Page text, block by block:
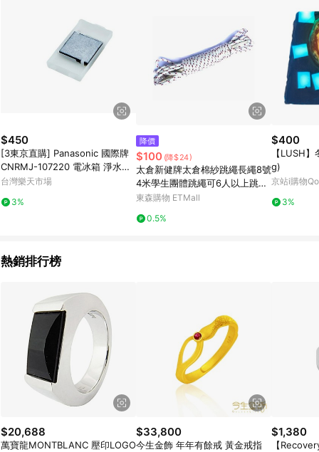
$450
[3東京直購] Panasonic 國際牌
CNRMJ-107220 電冰箱 淨水過
濾器 冷凍 自動製冰機 淨水濾芯
台灣樂天市場
3%
降價
$100 (降$24)
太倉新健牌太倉棉紗跳繩長繩8號
4米學生團體跳繩可6人以上跳大
繩
東森購物 ETMall
0.5%
$400
【LUSH
g)
京站i購物
3%
熱銷排行榜
$20,688
萬寶龍MONTBLANC 壓印LOGO
$33,800
今生金飾 年年有餘戒 黃金戒指
$1,380
【